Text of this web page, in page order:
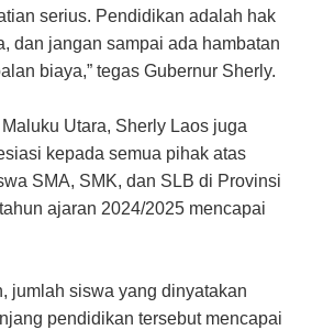
serius. Pendidikan adalah hak
dan jangan sampai ada hambatan
biaya,” tegas Gubernur Sherly.
Utara, Sherly Laos juga
kepada semua pihak atas
SMA, SMK, dan SLB di Provinsi
ajaran 2024/2025 mencapai
jumlah siswa yang dinyatakan
pendidikan tersebut mencapai